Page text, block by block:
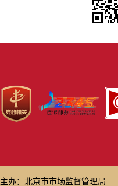
主办：北京市市场监督管理局